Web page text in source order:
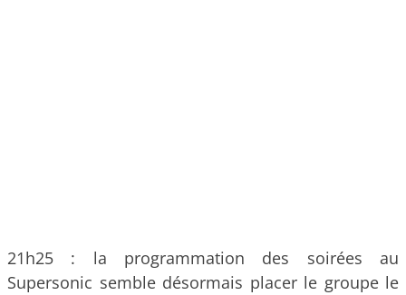
21h25 : la programmation des soirées au
Supersonic semble désormais placer le groupe le